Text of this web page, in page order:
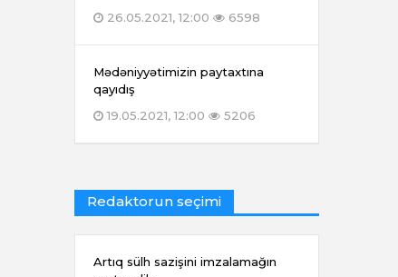
26.05.2021, 12:00
6598
Mədəniyyətimizin paytaxtına
qayıdış
19.05.2021, 12:00
5206
Redaktorun seçimi
Artıq sülh sazişini imzalamağın